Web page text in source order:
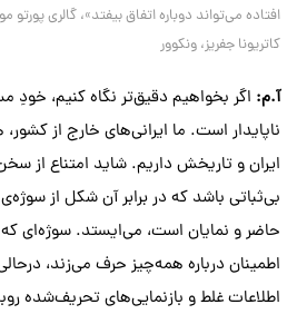
کاتریونا جفریز، ونکوور
آ.م: اگر بخواهیم دقیق‌تر نگاه کنیم،
ناپایدار است. ما ایرانی‌های خارج از
ایران و تاریخش داریم. شاید امتناع از
بی‌ثباتی باشد که در برابر آن شکل از
حاضر و نمایان است، می‌ایستد. سوژه‌ای
اطمینان درباره همه‌چیز حرف می‌زند،
اطلاعات غلط و بازنمایی‌های تحریف‌شده